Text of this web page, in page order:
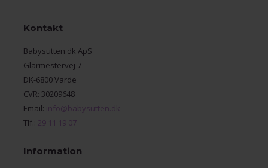
Kontakt
Babysutten.dk ApS
Glarmestervej 7
DK-6800 Varde
CVR: 30209648
Email: info@babysutten.dk
Tlf.: 29 11 19 07
Information